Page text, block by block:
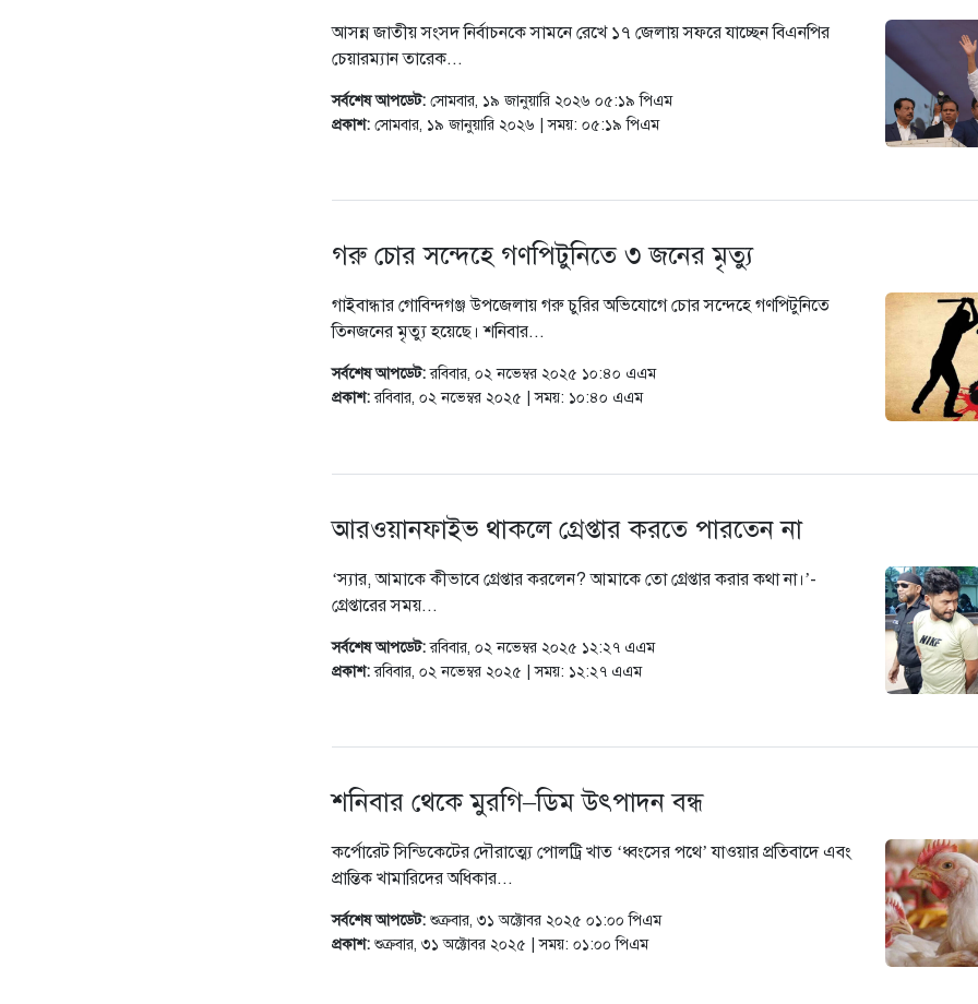
আসন্ন জাতীয় সংসদ নির্বাচনকে সামনে রেখে ১৭ জেলায় সফরে যাচ্ছেন বিএনপির
চেয়ারম্যান তারেক...
সর্বশেষ আপডেট: সোমবার, ১৯ জানুয়ারি ২০২৬ ০৫:১৯ পিএম
প্রকাশ: সোমবার, ১৯ জানুয়ারি ২০২৬ | সময়: ০৫:১৯ পিএম
গরু চোর সন্দেহে গণপিটুনিতে ৩ জনের মৃত্যু
গাইবান্ধার গোবিন্দগঞ্জ উপজেলায় গরু চুরির অভিযোগে চোর সন্দেহে গণপিটুনিতে
তিনজনের মৃত্যু হয়েছে। শনিবার...
সর্বশেষ আপডেট:রবিবার, ০২ নভেম্বর ২০২৫ ১০:৪০ এএম
প্রকাশ:রবিবার, ০২ নভেম্বর ২০২৫ | সময়: ১০:৪০ এএম
আরওয়ানফাইভ থাকলে গ্রেপ্তার করতে পারতেন না
‘স্যার, আমাকে কীভাবে গ্রেপ্তার করলেন? আমাকে তো গ্রেপ্তার করার কথা না।’-
গ্রেপ্তারের সময়...
সর্বশেষ আপডেট:রবিবার, ০২ নভেম্বর ২০২৫ ১২:২৭ এএম
প্রকাশ:রবিবার, ০২ নভেম্বর ২০২৫ | সময়: ১২:২৭ এএম
শনিবার থেকে মুরগি–ডিম উৎপাদন বন্ধ
কর্পোরেট সিন্ডিকেটের দৌরাত্ম্যে পোলট্রি খাত ‘ধ্বংসের পথে’ যাওয়ার প্রতিবাদে এবং
প্রান্তিক খামারিদের অধিকার...
সর্বশেষ আপডেট: শুক্রবার, ৩১ অক্টোবর ২০২৫ ০১:০০ পিএম
প্রকাশ: শুক্রবার, ৩১ অক্টোবর ২০২৫ | সময়: ০১:০০ পিএম